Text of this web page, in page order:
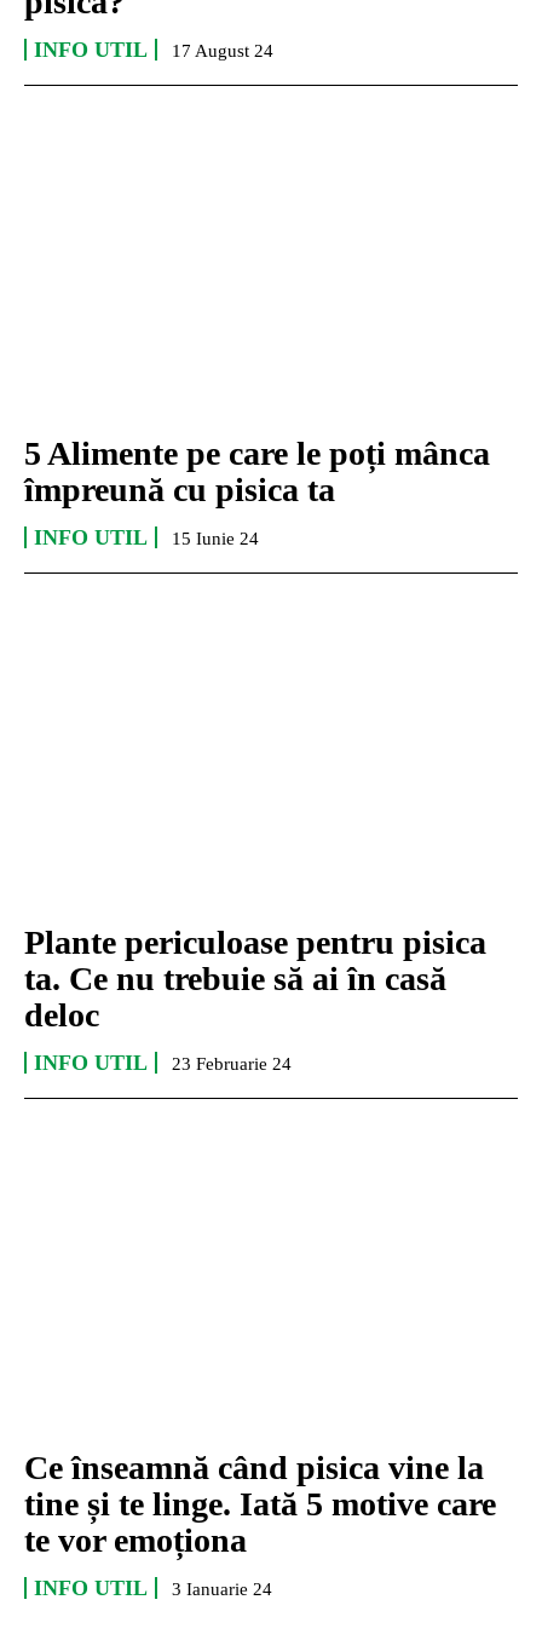
INFO UTIL 17 August 24
5 Alimente pe care le poți mânca
împreună cu pisica ta
INFO UTIL 15 Iunie 24
Plante periculoase pentru pisica
ta. Ce nu trebuie să ai în casă
deloc
INFO UTIL 23 Februarie 24
Ce înseamnă când pisica vine la
tine și te linge. Iată 5 motive care
te vor emoționa
INFO UTIL 3 Ianuarie 24